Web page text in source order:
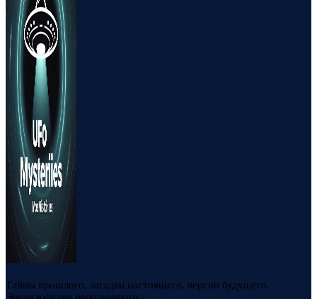
Тайны прошлого, загадки настоящего, версии будущего.